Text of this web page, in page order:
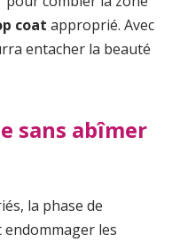
coat approprié. Avec
entacher la beauté
sans abîmer
la phase de
les